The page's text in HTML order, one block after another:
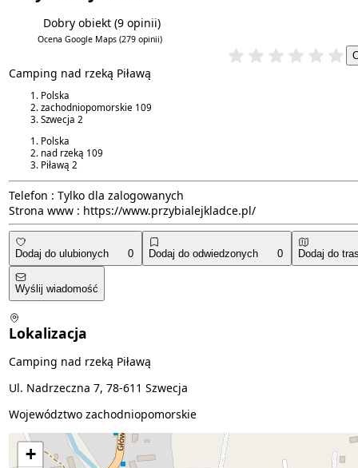
Dobry obiekt (9 opinii)
Ocena Google Maps(279 opinii)
Camping nad rzeką Piławą
Polska
zachodniopomorskie 109
Szwecja 2
Polska
nad rzeką 109
Piławą 2
Telefon : Tylko dla zalogowanych
Strona www : https://www.przybialejkladce.pl/
Dodaj do ulubionych 0 Dodaj do odwiedzonych 0 Dodaj do
Wyślij wiadomość
Lokalizacja
Camping nad rzeką Piławą
Ul. Nadrzeczna 7, 78-611 Szwecja
Województwo zachodniopomorskie
+